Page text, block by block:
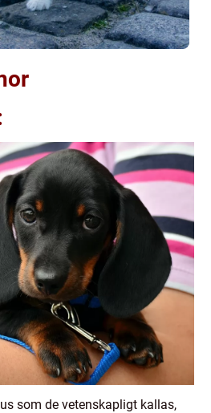
som de vetenskapligt kallas,